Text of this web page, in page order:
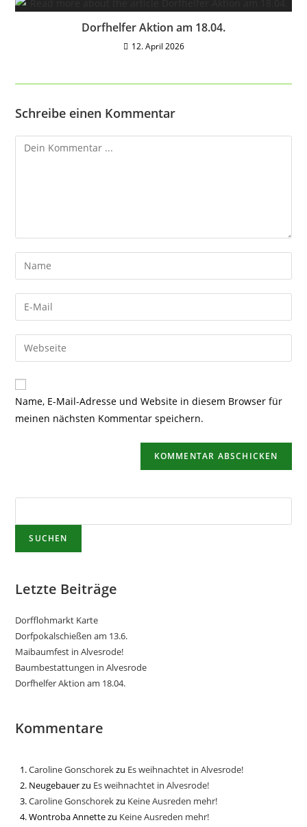
Dorfhelfer Aktion am 18.04.
12. April 2026
Schreibe einen Kommentar
Name, E-Mail-Adresse und Website in diesem Browser für
meinen nächsten Kommentar speichern.
SUCHEN
Letzte Beiträge
Dorfflohmarkt Karte
Dorfpokalschießen am 13.6.
Maibaumfest in Alvesrode!
Baumbestattungen in Alvesrode
Dorfhelfer Aktion am 18.04.
Kommentare
Caroline Gonschorekzu Es weihnachtet in Alvesrode!
Neugebauerzu Es weihnachtet in Alvesrode!
Caroline Gonschorekzu Keine Ausreden mehr!
Wontroba Annettezu Keine Ausreden mehr!